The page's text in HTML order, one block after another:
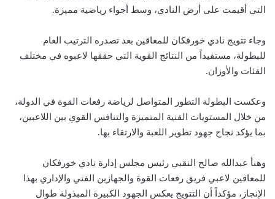
التي أقيمت على أرض النادي، وسط أجواء رياضية مميزة.
وجاء تتويج نادي خورفكان للمعاقين بعد تصدره الترتيب العام
للبطولة، مستفيداً من النتائج القوية التي حققها لاعبوه في مختلف
الفئات والأوزان.
وعكست البطولة التطور المتواصل لرياضة رفعات القوة في الدولة،
من خلال المستويات الفنية المتميزة والتنافس القوي بين اللاعبين،
بما يؤكد نجاح جهود تطوير اللعبة والارتقاء بها.
وهنأ عبدالله صالح النقبي رئيس مجلس إدارة نادي خورفكان
للمعاقين لاعبي فريق رفعات القوة والجهازين الفني والإداري بهذا
الإنجاز، مؤكداً أن التتويج يعكس الجهود الكبيرة المبذولة طوال